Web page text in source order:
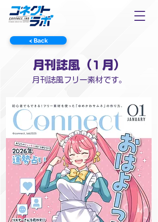
< Back
月刊誌風（1月）
月刊誌風フリー素材です。